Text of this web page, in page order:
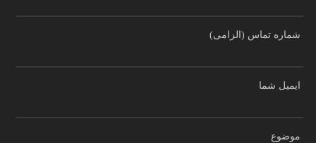
شماره تماس (الزامی)
ایمیل شما
موضوع